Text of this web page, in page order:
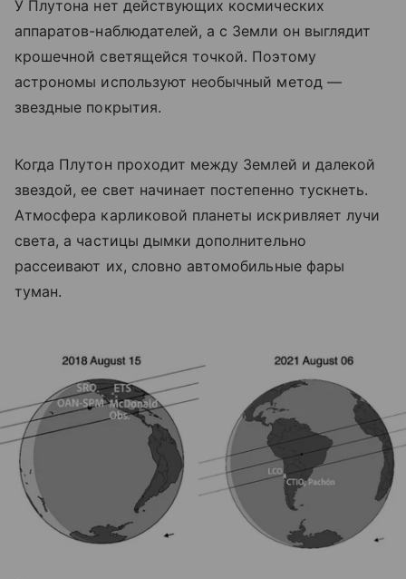
У Плутона нет действующих космических
аппаратов-наблюдателей, а с Земли он выглядит
крошечной светящейся точкой. Поэтому
астрономы используют необычный метод —
звездные покрытия.
Когда Плутон проходит между Землей и далекой
звездой, ее свет начинает постепенно тускнеть.
Атмосфера карликовой планеты искривляет лучи
света, а частицы дымки дополнительно
рассеивают их, словно автомобильные фары
туман.